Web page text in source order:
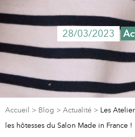
28/03/2023
Accueil > Blog > Actualité > Les
les hôtesses du Salon Made in France !